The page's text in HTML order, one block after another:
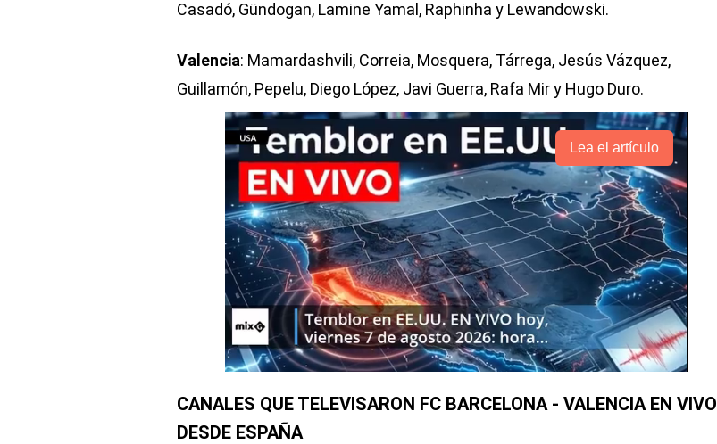
Casadó, Gündogan, Lamine Yamal, Raphinha y Lewandowski.
Valencia: Mamardashvili, Correia, Mosquera, Tárrega, Jesús Vázquez,
Guillamón, Pepelu, Diego López, Javi Guerra, Rafa Mir y Hugo Duro.
Lea el artículo
CANALES QUE TELEVISARON FC BARCELONA - VALENCIA EN VIVO
DESDE ESPAÑA